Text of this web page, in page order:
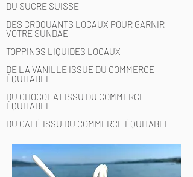
DU SUCRE SUISSE
DES CROQUANTS LOCAUX POUR GARNIR
VOTRE SUNDAE
TOPPINGS LIQUIDES LOCAUX
DE LA VANILLE ISSUE DU COMMERCE
ÉQUITABLE
DU CHOCOLAT ISSU DU COMMERCE
ÉQUITABLE
DU CAFÉ ISSU DU COMMERCE ÉQUITABLE